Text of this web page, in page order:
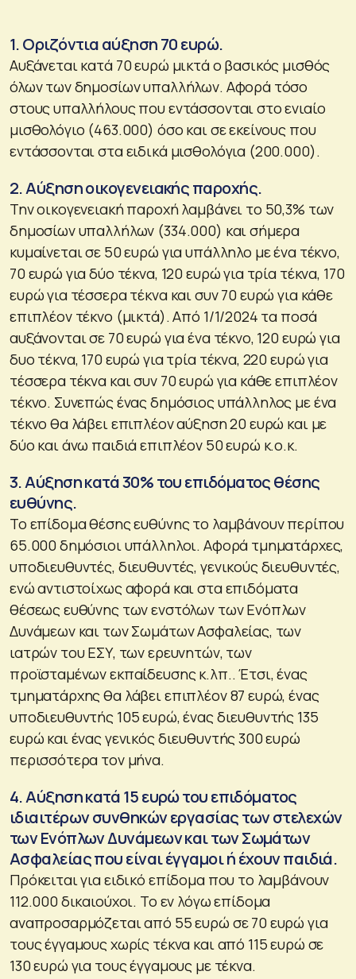
1. Οριζόντια αύξηση 70 ευρώ.
Αυξάνεται κατά 70 ευρώ μικτά ο βασικός μισθός
όλων των δημοσίων υπαλλήλων. Αφορά τόσο
στους υπαλλήλους που εντάσσονται στο ενιαίο
μισθολόγιο (463.000) όσο και σε εκείνους που
εντάσσονται στα ειδικά μισθολόγια (200.000).
2. Αύξηση οικογενειακής παροχής.
Την οικογενειακή παροχή λαμβάνει το 50,3% των
δημοσίων υπαλλήλων (334.000) και σήμερα
κυμαίνεται σε 50 ευρώ για υπάλληλο με ένα τέκνο,
70 ευρώ για δύο τέκνα, 120 ευρώ για τρία τέκνα, 170
ευρώ για τέσσερα τέκνα και συν 70 ευρώ για κάθε
επιπλέον τέκνο (μικτά). Από 1/1/2024 τα ποσά
αυξάνονται σε 70 ευρώ για ένα τέκνο, 120 ευρώ για
δυο τέκνα, 170 ευρώ για τρία τέκνα, 220 ευρώ για
τέσσερα τέκνα και συν 70 ευρώ για κάθε επιπλέον
τέκνο. Συνεπώς ένας δημόσιος υπάλληλος με ένα
τέκνο θα λάβει επιπλέον αύξηση 20 ευρώ και με
δύο και άνω παιδιά επιπλέον 50 ευρώ κ.ο.κ.
3. Αύξηση κατά 30% του επιδόματος θέσης
ευθύνης.
Το επίδομα θέσης ευθύνης το λαμβάνουν περίπου
65.000 δημόσιοι υπάλληλοι. Αφορά τμηματάρχες,
υποδιευθυντές, διευθυντές, γενικούς διευθυντές,
ενώ αντιστοίχως αφορά και στα επιδόματα
θέσεως ευθύνης των ενστόλων των Ενόπλων
Δυνάμεων και των Σωμάτων Ασφαλείας, των
ιατρών του ΕΣΥ, των ερευνητών, των
προϊσταμένων εκπαίδευσης κ.λπ.. Έτσι, ένας
τμηματάρχης θα λάβει επιπλέον 87 ευρώ, ένας
υποδιευθυντής 105 ευρώ, ένας διευθυντής 135
ευρώ και ένας γενικός διευθυντής 300 ευρώ
περισσότερα τον μήνα.
4. Αύξηση κατά 15 ευρώ του επιδόματος
ιδιαιτέρων συνθηκών εργασίας των στελεχών
των Ενόπλων Δυνάμεων και των Σωμάτων
Ασφαλείας που είναι έγγαμοι ή έχουν παιδιά.
Πρόκειται για ειδικό επίδομα που το λαμβάνουν
112.000 δικαιούχοι. Το εν λόγω επίδομα
αναπροσαρμόζεται από 55 ευρώ σε 70 ευρώ για
τους έγγαμους χωρίς τέκνα και από 115 ευρώ σε
130 ευρώ για τους έγγαμους με τέκνα.